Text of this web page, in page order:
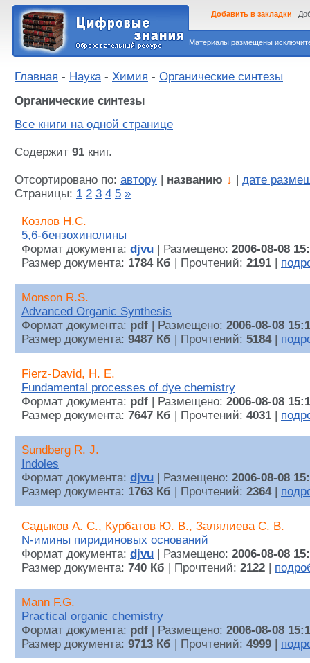
Материалы размещены
Добавить в закладки
Главная - Наука- Химия - Органические синтезы
Органические синтезы
Все книги на одной странице
Содержит 91 книг.
Отсортировано по: автору названию ↓
дате
Страницы: 1 2 3 4 5 »
Козлов Н.С.
5,6-бензохинолины
Формат документа: djvu | Размещено: 2006-08-08
Размер документа: 1784 Кб | Прочтений: 2191
Monson R.S.
Advanced Organic Synthesis
Формат документа: pdf | Размещено: 2006-08-08
Размер документа: 9487 Кб | Прочтений: 5184|
Fierz-David, H. E.
Fundamental processes of dye chemistry
Формат документа: pdf | Размещено: 2006-08-08
Размер документа: 7647 Кб | Прочтений: 4031
Sundberg R. J.
Indoles
Формат документа: djvu | Размещено: 2006-08-08
Размер документа: 1763 Кб | Прочтений: 2364|
Садыков А. С., Курбатов Ю. В., Залялиева С. В.
N-имины пиридиновых оснований
Формат документа: djvu | Размещено: 2006-08-08
Размер документа: 740 Кб | Прочтений: 2122
Mann F.G.
Practical organic chemistry
Формат документа: pdf | Размещено: 2006-08-08
Размер документа: 9713 Кб | Прочтений: 4999